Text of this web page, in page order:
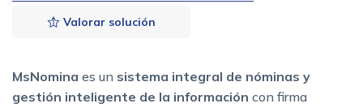
Valorar solución
MsNomina es un sistema integral de nóminas y
gestión inteligente de la información con firma